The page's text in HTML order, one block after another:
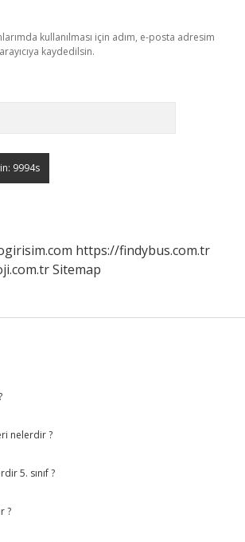
kullanılması için adım, e-posta adresim
kaydedilsin.
https://findybus.com.tr
Sitemap
nelerdir ?
5. sınıf ?
?